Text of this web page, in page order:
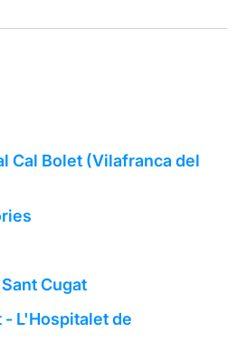
Cal Bolet (Vilafranca del
Cugat
L'Hospitalet de